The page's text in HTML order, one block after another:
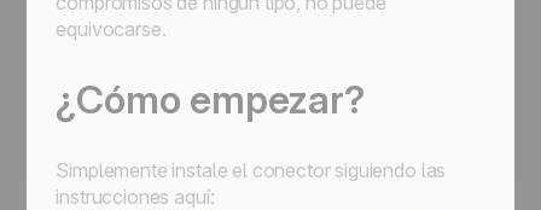
equivocarse.
¿Cómo empezar?
Simplemente instale el conector siguiendo las
instrucciones aquí: